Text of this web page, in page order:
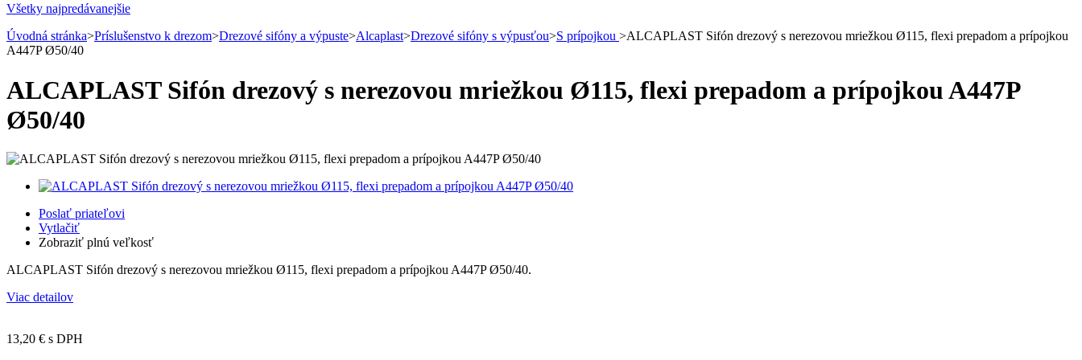
Všetky najpredávanejšie
Úvodná stránka>Príslušenstvo k drezom>Drezové sifóny a výpuste>Alcaplast>Drezové sifóny s výpusťou>S prípojkou >ALCAPLAST Sifón drezový s nerezovou mriežkou Ø115, flexi prepadom a prípojkou
A447P Ø50/40
ALCAPLAST Sifón drezový s nerezovou mriežkou Ø115, flexi prepadom a prípojkou A447P
Ø50/40
Poslať priateľovi
Vytlačiť
Zobraziť plnú veľkosť
ALCAPLAST Sifón drezový s nerezovou mriežkou Ø115, flexi prepadom a prípojkou A447P Ø50/40 .
Viac detailov
13,20 € s DPH